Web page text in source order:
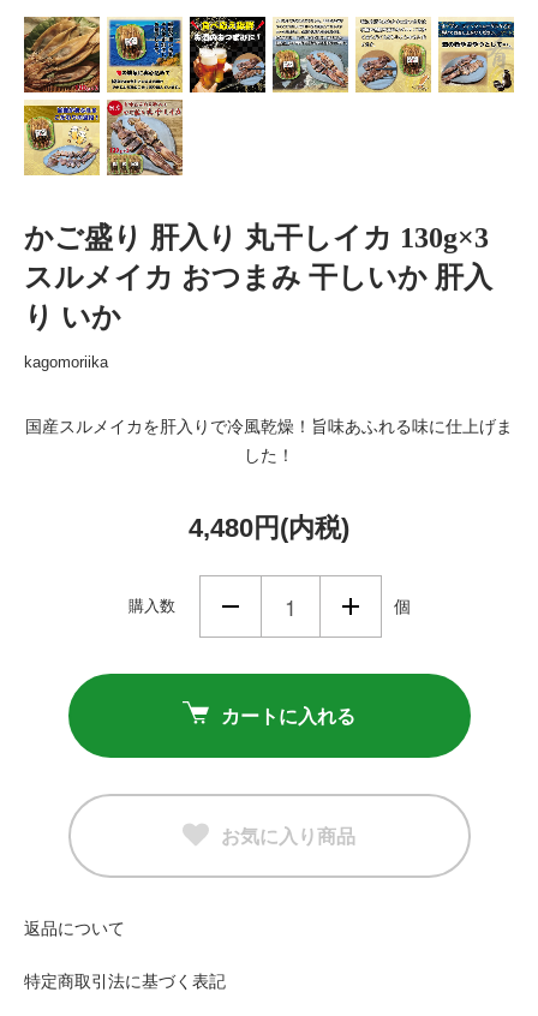
かご盛り 肝入り 丸干しイカ 130g×3
スルメイカ おつまみ 干しいか 肝入
り いか
kagomoriika
国産スルメイカを肝入りで冷風乾燥！旨味あふれる味に仕上げま
した！
4,480円(内税)
購入数 個
カートに入れる
お気に入り商品
返品について
特定商取引法に基づく表記